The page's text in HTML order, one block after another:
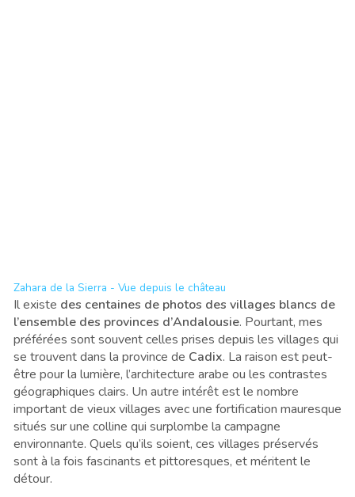
Zahara de la Sierra - Vue depuis le château
Il existe des centaines de photos des villages blancs de
l’ensemble des provinces d’Andalousie. Pourtant, mes
préférées sont souvent celles prises depuis les villages qui
se trouvent dans la province de Cadix. La raison est peut-
être pour la lumière, l’architecture arabe ou les contrastes
géographiques clairs. Un autre intérêt est le nombre
important de vieux villages avec une fortification mauresque
situés sur une colline qui surplombe la campagne
environnante. Quels qu’ils soient, ces villages préservés
sont à la fois fascinants et pittoresques, et méritent le
détour.